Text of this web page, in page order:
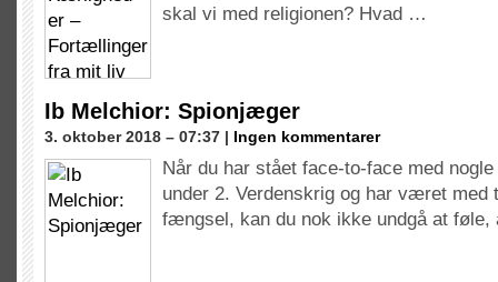
skal vi med religionen? Hvad …
Ib Melchior: Spionjæger
3. oktober 2018 – 07:37 | Ingen kommentarer
Når du har stået face-to-face med
under 2. Verdenskrig og har været
fængsel, kan du nok ikke undgå at